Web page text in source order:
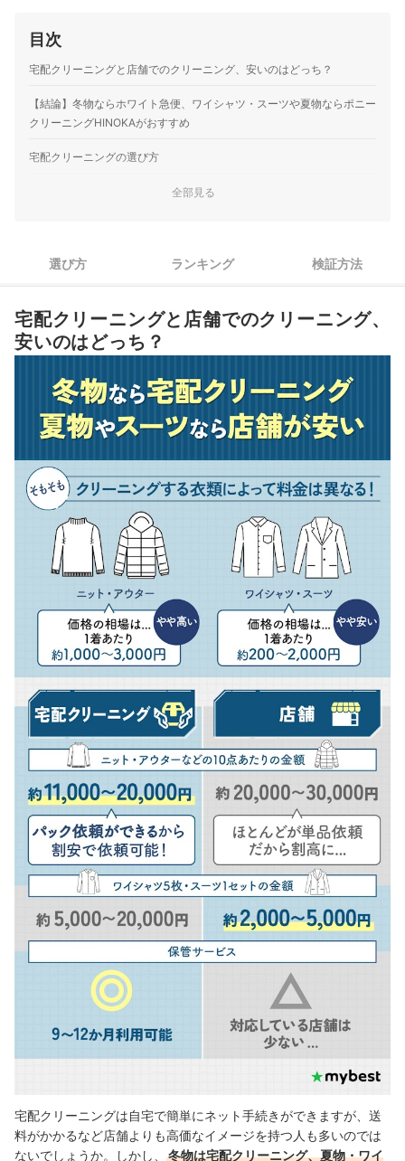
リナビス｜リナビス
｜【サービスの良かった点】 かなり傷みのあった財布のクリ
ーニング＆修理をしてもらいました。 少しやぶれた部分も修
理可能な部分は可能で、それを修理するしない、可能か難し
てもらいました。 薄くなった…
リネットの宅配クリーニングのサービス・品質に満足してい
れず困っていました。 宅配クリーニングの場合は、家にいな
目次
宅配クリーニングと店舗でのクリーニング、安いのはどっち？
【結論】冬物ならホワイト急便、ワイシャツ・スーツや夏物ならポニー
クリーニングHINOKAがおすすめ
宅配クリーニングの選び方
クリーニングの質は基本大きな差は出なかった！頑固な汚れの
3
冬物を家で収納しておきたくない人は、保管期間が9か月以上の
サービスを選んで
宅配クリーニング全8選おすすめ人気ランキング
人気宅配クリーニング全8サービスを徹底比較！
宅配クリーニングの出し方は？
宅配クリーニングの注意点は？
全部見る
選び方 ランキング 検証方法
宅配クリーニングと店舗でのクリーニング、
安いのはどっち？
宅配クリーニングは自宅で簡単にネット手続きができますが、送
料がかかるなど店舗よりも高価なイメージを持つ人も多いのでは
ないでしょうか。しかし、
冬物は宅配クリーニング、夏物・ワイ